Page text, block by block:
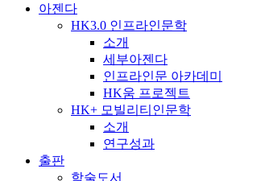
아젠다
HK3.0 인프라인문학
소개
세부아젠다
인프라인문 아카데미
HK움 프로젝트
HK+ 모빌리티인문학
소개
연구성과
출판
학술도서